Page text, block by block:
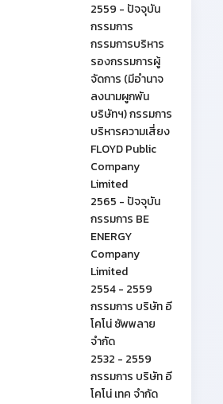
2559 - ปัจจุบัน
กรรมการ
กรรมการบริหาร
รองกรรมการผู้
จัดการ (มีอำนาจ
ลงนามผูกพัน
บริษัทฯ) กรรมการ
บริหารความเสี่ยง
FLOYD Public
Company
Limited
2565 - ปัจจุบัน
กรรมการ BE
ENERGY
Company
Limited
2554 - 2559
กรรมการ บริษัท อี
โคโน่ ซัพพลาย
จำกัด
2532 - 2559
กรรมการ บริษัท อี
โคโน่ เทค จำกัด